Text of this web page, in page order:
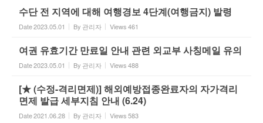
수단 전 지역에 대해 여행경보 4단계(여행금지) 발령
Date2023.05.01 By 관리자 Views461
여권 유효기간 만료일 안내 관련 외교부 사칭메일 유의
Date2023.05.01 By 관리자 Views488
[★ (수정-격리면제)] 해외예방접종완료자의 자가격리
면제 발급 세부지침 안내 (6.24)
Date2021.06.28 By 관리자 Views583